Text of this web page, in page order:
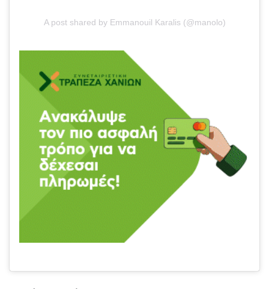
A post shared by Emmanouil Karalis (@manolo)